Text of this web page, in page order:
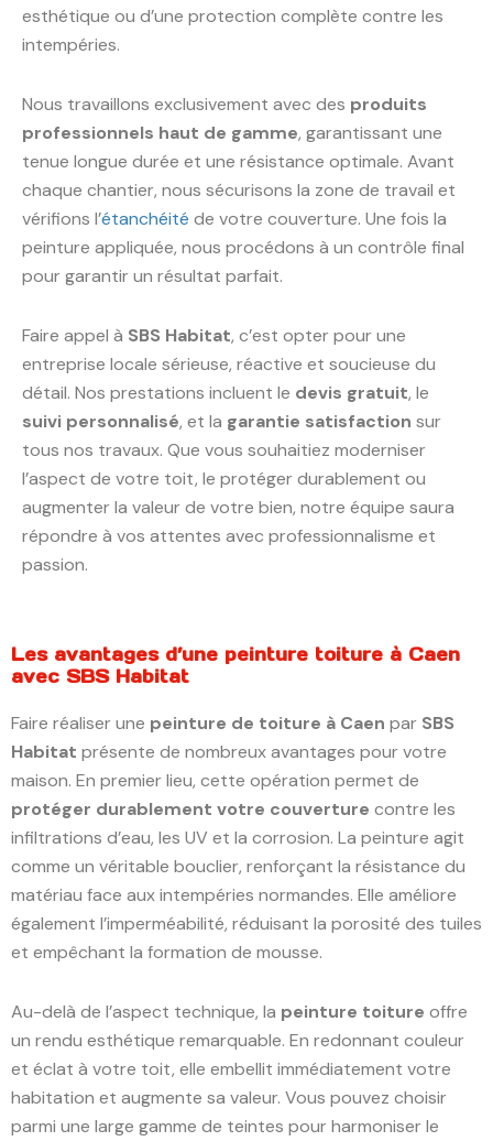
esthétique ou d’une protection complète contre les
intempéries.
Nous travaillons exclusivement avec des produits
professionnels haut de gamme, garantissant une
tenue longue durée et une résistance optimale. Avant
chaque chantier, nous sécurisons la zone de travail et
vérifions l’étanchéité de votre couverture. Une fois la
peinture appliquée, nous procédons à un contrôle final
pour garantir un résultat parfait.
Faire appel à SBS Habitat, c’est opter pour une
entreprise locale sérieuse, réactive et soucieuse du
détail. Nos prestations incluent le devis gratuit, le
suivi personnalisé, et la garantie satisfaction sur
tous nos travaux. Que vous souhaitiez moderniser
l’aspect de votre toit, le protéger durablement ou
augmenter la valeur de votre bien, notre équipe saura
répondre à vos attentes avec professionnalisme et
passion.
Les avantages d’une peinture toiture à Caen
avec SBS Habitat
Faire réaliser une peinture de toiture à Caen par SBS
Habitat présente de nombreux avantages pour votre
maison. En premier lieu, cette opération permet de
protéger durablement votre couverture contre les
infiltrations d’eau, les UV et la corrosion. La peinture agit
comme un véritable bouclier, renforçant la résistance du
matériau face aux intempéries normandes. Elle améliore
également l’imperméabilité, réduisant la porosité des tuiles
et empêchant la formation de mousse.
Au-delà de l’aspect technique, la peinture toiture offre
un rendu esthétique remarquable. En redonnant couleur
et éclat à votre toit, elle embellit immédiatement votre
habitation et augmente sa valeur. Vous pouvez choisir
parmi une large gamme de teintes pour harmoniser le